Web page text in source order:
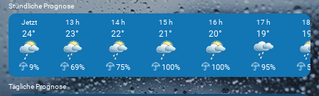
Stündliche Prognose
Jetzt
24°
9%
13 h
23°
69%
14 h
22°
75%
15 h
21°
100%
16 h
20°
100%
17 h
19°
95%
18 h
19°
Tägliche Prognose